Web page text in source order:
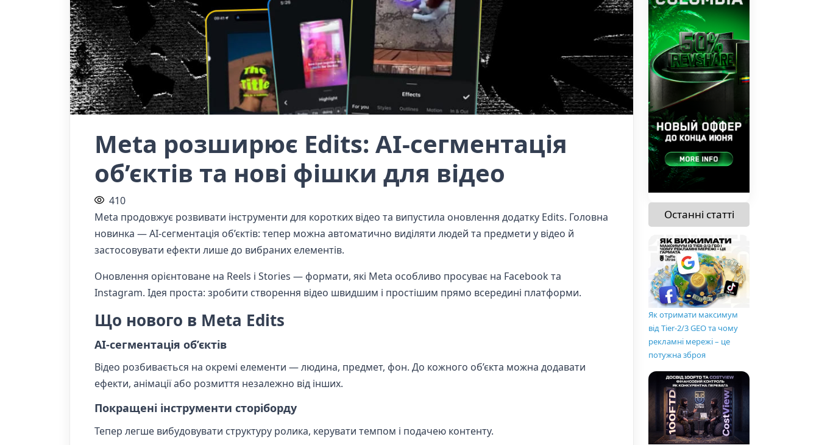
Meta розширює Edits: AI-сегментація
об’єктів та нові фішки для відео
410
Meta продовжує розвивати інструменти для коротких відео та випустила оновлення додатку Edits. Головна
новинка — AI-сегментація об’єктів: тепер можна автоматично виділяти людей та предмети у відео й
застосовувати ефекти лише до вибраних елементів.
Оновлення орієнтоване на Reels і Stories — формати, які Meta особливо просуває на Facebook та
Instagram. Ідея проста: зробити створення відео швидшим і простішим прямо всередині платформи.
Що нового в Meta Edits
AI-сегментація об’єктів
Відео розбивається на окремі елементи — людина, предмет, фон. До кожного об’єкта можна додавати
ефекти, анімації або розмиття незалежно від інших.
Покращені інструменти сторіборду
Тепер легше вибудовувати структуру ролика, керувати темпом і подачею контенту.
Останні статті
Як отримати максимум
від Tier-2/3 GEO та чому
рекламні мережі – це
потужна зброя